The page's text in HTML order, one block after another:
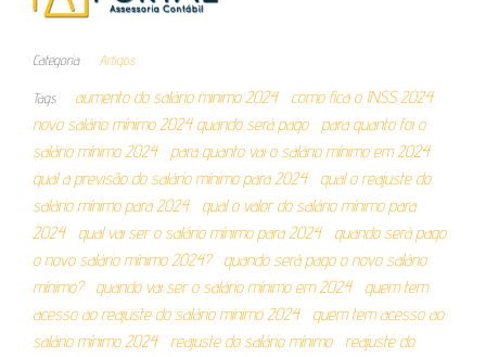
Categoria Artigos
Tags aumento do salário minimo 2024
como fica o INSS 2024
novo salário mínimo 2024 quando será pago
para quanto foi o
salário mínimo 2024
para quanto vai o salário mínimo em 2024
qual a previsão do salário mínimo para 2024
qual o reajuste do
salário mínimo para 2024
qual o valor do salário mínimo para
2024
qual vai ser o salário mínimo para 2024
quando será pago
o novo salário mínimo 2024?
quando será pago o novo salário
mínimo?
quando vai ser o salário mínimo em 2024
quem tem
acesso ao reajuste do salário mínimo 2024
quem tem acesso ao
salário mínimo 2024
reajuste do salário mínimo
reajuste do